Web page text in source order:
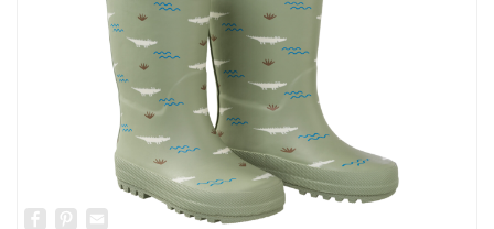
Facebook
Pinterest